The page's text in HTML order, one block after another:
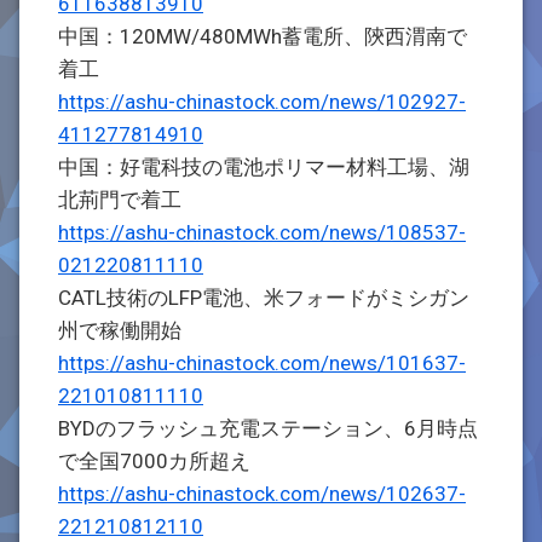
中国：120MW/480MWh蓄電所、陝西渭南で
着工
https://ashu-chinastock.com/news/102927-
411277814910
中国：好電科技の電池ポリマー材料工場、湖
北荊門で着工
https://ashu-chinastock.com/news/108537-
021220811110
CATL技術のLFP電池、米フォードがミシガン
州で稼働開始
https://ashu-chinastock.com/news/101637-
221010811110
BYDのフラッシュ充電ステーション、6月時点
で全国7000カ所超え
https://ashu-chinastock.com/news/102637-
221210812110